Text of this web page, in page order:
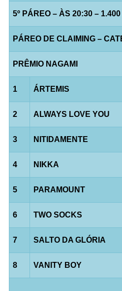
5º PÁREO – ÀS 20:30 –
PÁREO DE CLAIMING –
PRÊMIO NAGAMI
1 ÁRTEMIS
2 ALWAYS LOVE YOU
3 NITIDAMENTE
4 NIKKA
5 PARAMOUNT
6 TWO SOCKS
7 SALTO DA GLÓRIA
8 VANITY BOY